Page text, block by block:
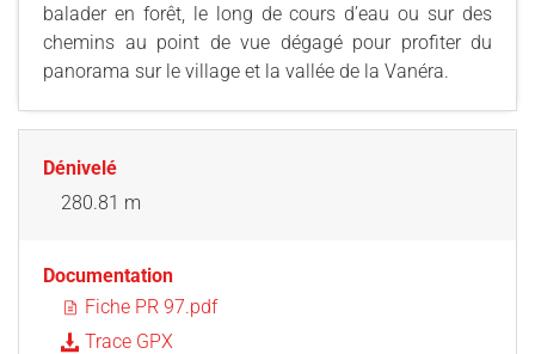
balader en forêt, le long de cours d’eau ou sur des
chemins au point de vue dégagé pour profiter du
panorama sur le village et la vallée de la Vanéra.
Dénivelé
280.81 m
Documentation
Fiche PR 97.pdf
Trace GPX